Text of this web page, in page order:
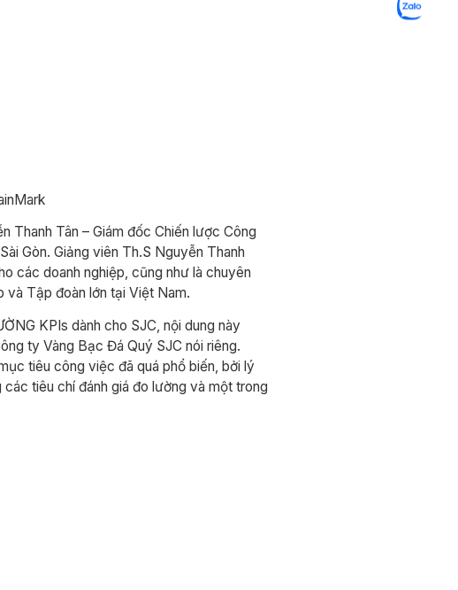
Thanh Tân – Giám đốc Chiến lược Công
Gòn. Giảng viên Th.S Nguyễn Thanh
các doanh nghiệp, cũng như là chuyên
và Tập đoàn lớn tại Việt Nam.
KPIs dành cho SJC, nội dung này
ty Vàng Bạc Đá Quý SJC nói riêng.
tiêu công việc đã quá phổ biến, bởi lý
tiêu chí đánh giá đo lường và một trong